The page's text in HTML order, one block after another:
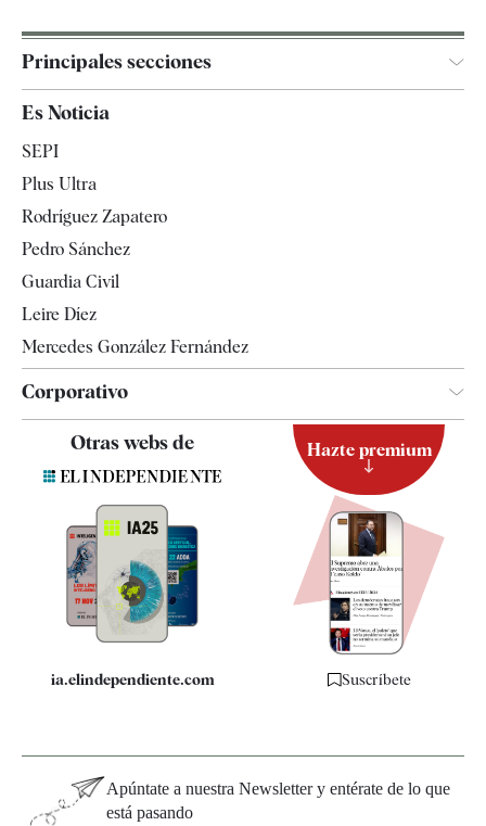
Principales secciones
España
Televisión
Es Noticia
SEPI
Plus Ultra
Rodríguez Zapatero
Pedro Sánchez
Guardia Civil
Leire Díez
Mercedes González Fernández
Corporativo
Contacto
Quiénes somos
Especificaciones
Otras webs de
ia.elindependiente.com
Hazte premium
Suscríbete
Apúntate a nuestra Newsletter y entérate de lo que
está pasando